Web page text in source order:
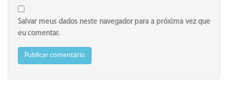
Salvar meus dados neste navegador para a próxima vez que
eu comentar.